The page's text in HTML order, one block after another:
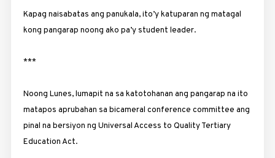
Kapag naisabatas ang panukala, ito’y katuparan ng matagal
kong pangarap noong ako pa’y student leader.
***
Noong Lunes, lumapit na sa katotohanan ang pangarap na ito
matapos aprubahan sa bicameral conference committee ang
pinal na bersiyon ng Universal Access to Quality Tertiary
Education Act.